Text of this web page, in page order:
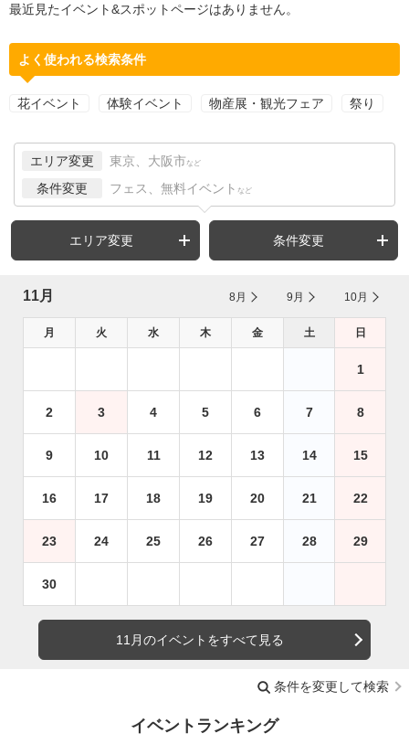
最近見たイベント&スポットページはありません。
よく使われる検索条件
花イベント 体験イベント 物産展・観光フェア 祭り
エリア変更 東京、大阪市 など
条件変更 フェス、無料イベント など
エリア変更 条件変更
11月 8月 9月 10月
月 火 水 木 金 土 日
1
2 3 4 5 6 7 8
9 10 11 12 13 14 15
16 17 18 19 20 21 22
23 24 25 26 27 28 29
30
11月のイベントをすべて見る
条件を変更して検索
イベントランキング